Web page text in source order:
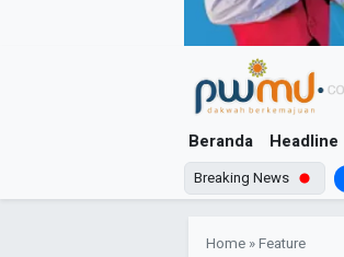
Beranda Headline
Breaking News
Home »Feature